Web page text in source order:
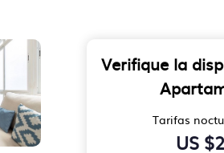
Verifique la
Tarifas
US